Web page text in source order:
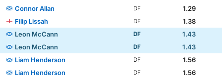
Connor Allan
DF
1.29
Filip Lissah
DF
1.38
Leon McCann
DF
1.43
Leon McCann
DF
1.43
Liam Henderson
DF
1.56
Liam Henderson
DF
1.56